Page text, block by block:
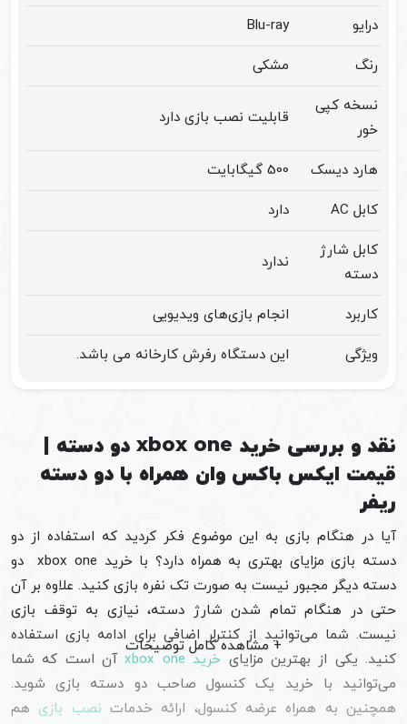
درایو
Blu-ray
رنگ
مشکی
نسخه کپی
خور
قابلیت نصب بازی دارد
هارد دیسک
500 گیگابایت
کابل AC
دارد
کابل شارژ
دسته
ندارد
کاربرد
انجام بازی‌های ویدیویی
ویژگی
این دستگاه رفرش کارخانه می باشد.
نقد و بررسی خرید xbox one دو دسته |
قیمت ایکس باکس وان همراه با دو دسته
ریفر
آیا در هنگام بازی به این موضوع فکر کردید که استفاده از دو
دسته بازی مزایای بهتری به همراه دارد؟ با خرید xbox one دو
دسته دیگر مجبور نیست به صورت تک نفره بازی کنید. علاوه بر آن
حتی در هنگام تمام شدن شارژ دسته، نیازی به توقف بازی
نیست. شما می‌توانید از کنترلر اضافی برای ادامه بازی استفاده
کنید. یکی از بهترین مزایای خرید xbox one
آن است که شما
می‌توانید با خرید یک کنسول صاحب دو دسته بازی شوید.
همچنین به همراه عرضه کنسول، ارائه خدمات نصب بازی هم